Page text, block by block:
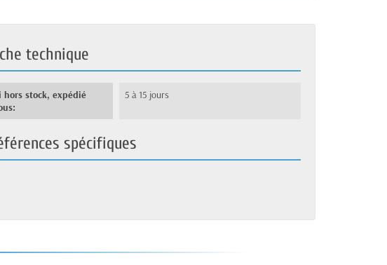
technique
hors stock, expédié
5 à 15 jours
spécifiques